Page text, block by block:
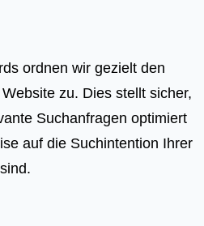
ordnen wir gezielt den
zu. Dies stellt sicher,
Suchanfragen optimiert
auf die Suchintention Ihrer